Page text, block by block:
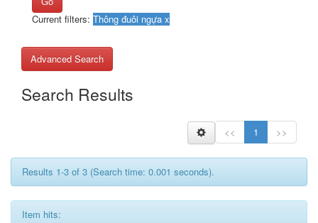
Current filters:
Advanced Search
Search Results
<< 1 >>
Results 1-3 of 3 (Search time: 0.001 seconds).
Item hits: